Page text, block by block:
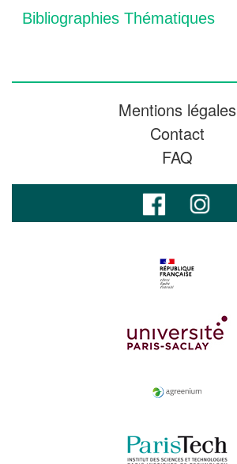
Bibliographies Thématiques
Mentions légales
Contact
FAQ